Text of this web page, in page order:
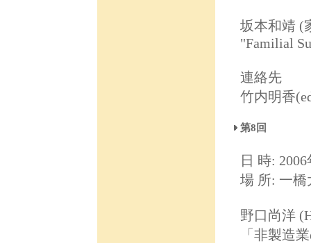
坂本和靖 (
"Familial
連絡先
竹内明香
第8回
日 時:
場 所: 一橋
野口尚洋
「非製造